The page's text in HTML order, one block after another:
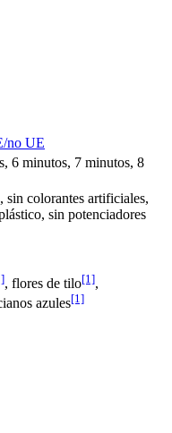
no UE
6 minutos, 7 minutos, 8
sin colorantes artificiales,
sin potenciadores
, flores de tilo[1],
azules[1]